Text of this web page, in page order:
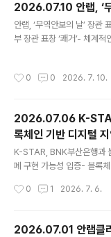
지난 6월 일본 ‘인터롭 도
2026.07.10 안랩, ‘
안랩, ‘무역안보의 날’ 장
부 장관 표창 ‘쾌거’- 체계
한상공회의소에서 열린
무역안보의 날 기념식에서
여한 단체와 개인을 선정해
평화를 위해 수출입이 통제
0 0 2026. 7. 10.
2026.07.06 K-
록체인 기반 디지털
증
K-STAR, BNK부산은행과
폐 구현 가능성 입증- 블록
트서 성공률 100%·1초 이
통합보안 기업 안랩의 블록
0 1 2026. 7. 6.
2026.07.01 안랩클